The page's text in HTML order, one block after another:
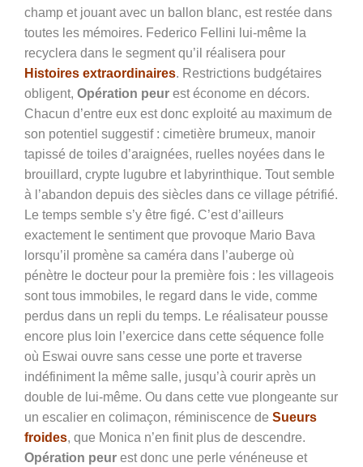
champ et jouant avec un ballon blanc, est restée dans
toutes les mémoires. Federico Fellini lui-même la
recyclera dans le segment qu’il réalisera pour
Histoires extraordinaires. Restrictions budgétaires
obligent, Opération peur est économe en décors.
Chacun d’entre eux est donc exploité au maximum de
son potentiel suggestif : cimetière brumeux, manoir
tapissé de toiles d’araignées, ruelles noyées dans le
brouillard, crypte lugubre et labyrinthique. Tout semble
à l’abandon depuis des siècles dans ce village pétrifié.
Le temps semble s’y être figé. C’est d’ailleurs
exactement le sentiment que provoque Mario Bava
lorsqu’il promène sa caméra dans l’auberge où
pénètre le docteur pour la première fois : les villageois
sont tous immobiles, le regard dans le vide, comme
perdus dans un repli du temps. Le réalisateur pousse
encore plus loin l’exercice dans cette séquence folle
où Eswai ouvre sans cesse une porte et traverse
indéfiniment la même salle, jusqu’à courir après un
double de lui-même. Ou dans cette vue plongeante sur
un escalier en colimaçon, réminiscence de Sueurs
froides, que Monica n’en finit plus de descendre.
Opération peur est donc une perle vénéneuse et